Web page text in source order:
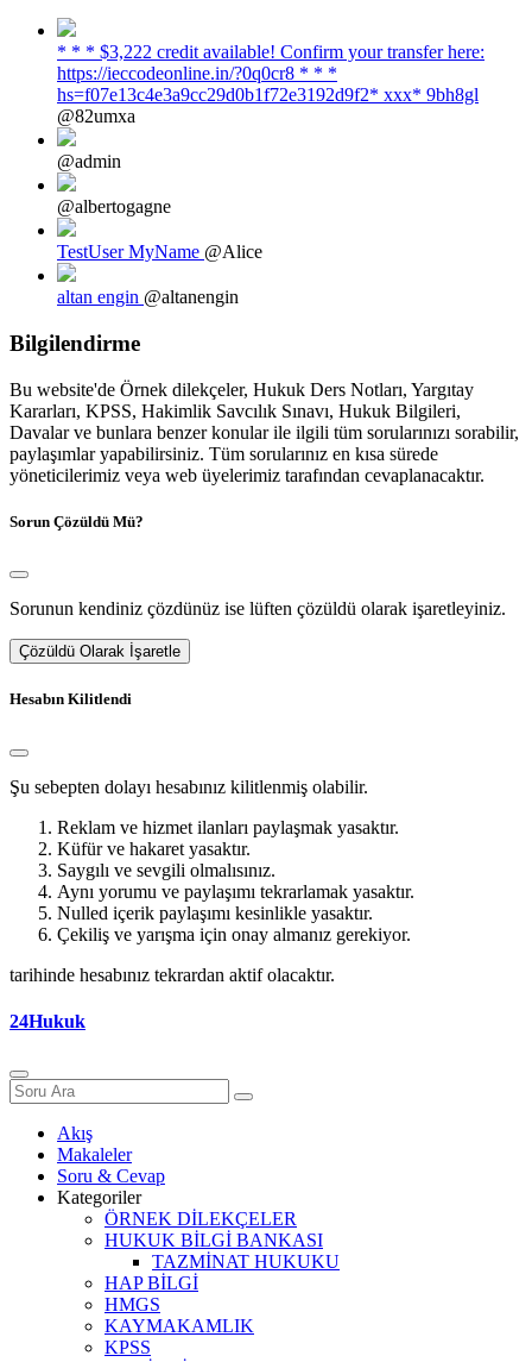
* * * $3,222 credit available! Confirm your transfer here:
https://ieccodeonline.in/?0q0cr8 * * *
hs=f07e13c4e3a9cc29d0b1f72e3192d9f2* ххх* 9bh8gl
@82umxa
@admin
@albertogagne
TestUser MyName @Alice
altan engin @altanengin
Bilgilendirme
Bu website'de Örnek dilekçeler, Hukuk Ders Notları, Yargıtay
Kararları, KPSS, Hakimlik Savcılık Sınavı, Hukuk Bilgileri,
Davalar ve bunlara benzer konular ile ilgili tüm sorularınızı sorabilir,
paylaşımlar yapabilirsiniz. Tüm sorularınız en kısa sürede
yöneticilerimiz veya web üyelerimiz tarafından cevaplanacaktır.
Sorun Çözüldü Mü?
Sorunun kendiniz çözdünüz ise lüften çözüldü olarak işaretleyiniz.
Çözüldü Olarak İşaretle
Hesabın Kilitlendi
Şu sebepten dolayı hesabınız kilitlenmiş olabilir.
Reklam ve hizmet ilanları paylaşmak yasaktır.
Küfür ve hakaret yasaktır.
Saygılı ve sevgili olmalısınız.
Aynı yorumu ve paylaşımı tekrarlamak yasaktır.
Nulled içerik paylaşımı kesinlikle yasaktır.
Çekiliş ve yarışma için onay almanız gerekiyor.
tarihinde hesabınız tekrardan aktif olacaktır.
24Hukuk
Akış
Makaleler
Soru & Cevap
Kategoriler
ÖRNEK DİLEKÇELER
HUKUK BİLGİ BANKASI
TAZMİNAT HUKUKU
HAP BİLGİ
HMGS
KAYMAKAMLIK
KPSS